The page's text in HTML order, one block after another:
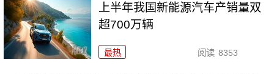
上半年我国新能源汽车产销量双
超700万辆
最热 阅读 8353